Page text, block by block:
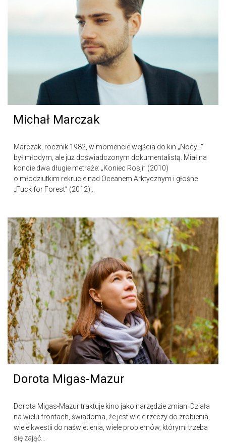
Michał Marczak
Marczak, rocznik 1982, w momencie wejścia do kin „Nocy…”
był młodym, ale już doświadczonym dokumentalistą. Miał na
koncie dwa długie metraże: „Koniec Rosji” (2010)
o młodziutkim rekrucie nad Oceanem Arktycznym i głośne
„Fuck for Forest” (2012)...
Dorota Migas-Mazur
Dorota Migas-Mazur traktuje kino jako narzędzie zmian. Działa
na wielu frontach, świadoma, że jest wiele rzeczy do zrobienia,
wiele kwestii do naświetlenia, wiele problemów, którymi trzeba
się zająć…